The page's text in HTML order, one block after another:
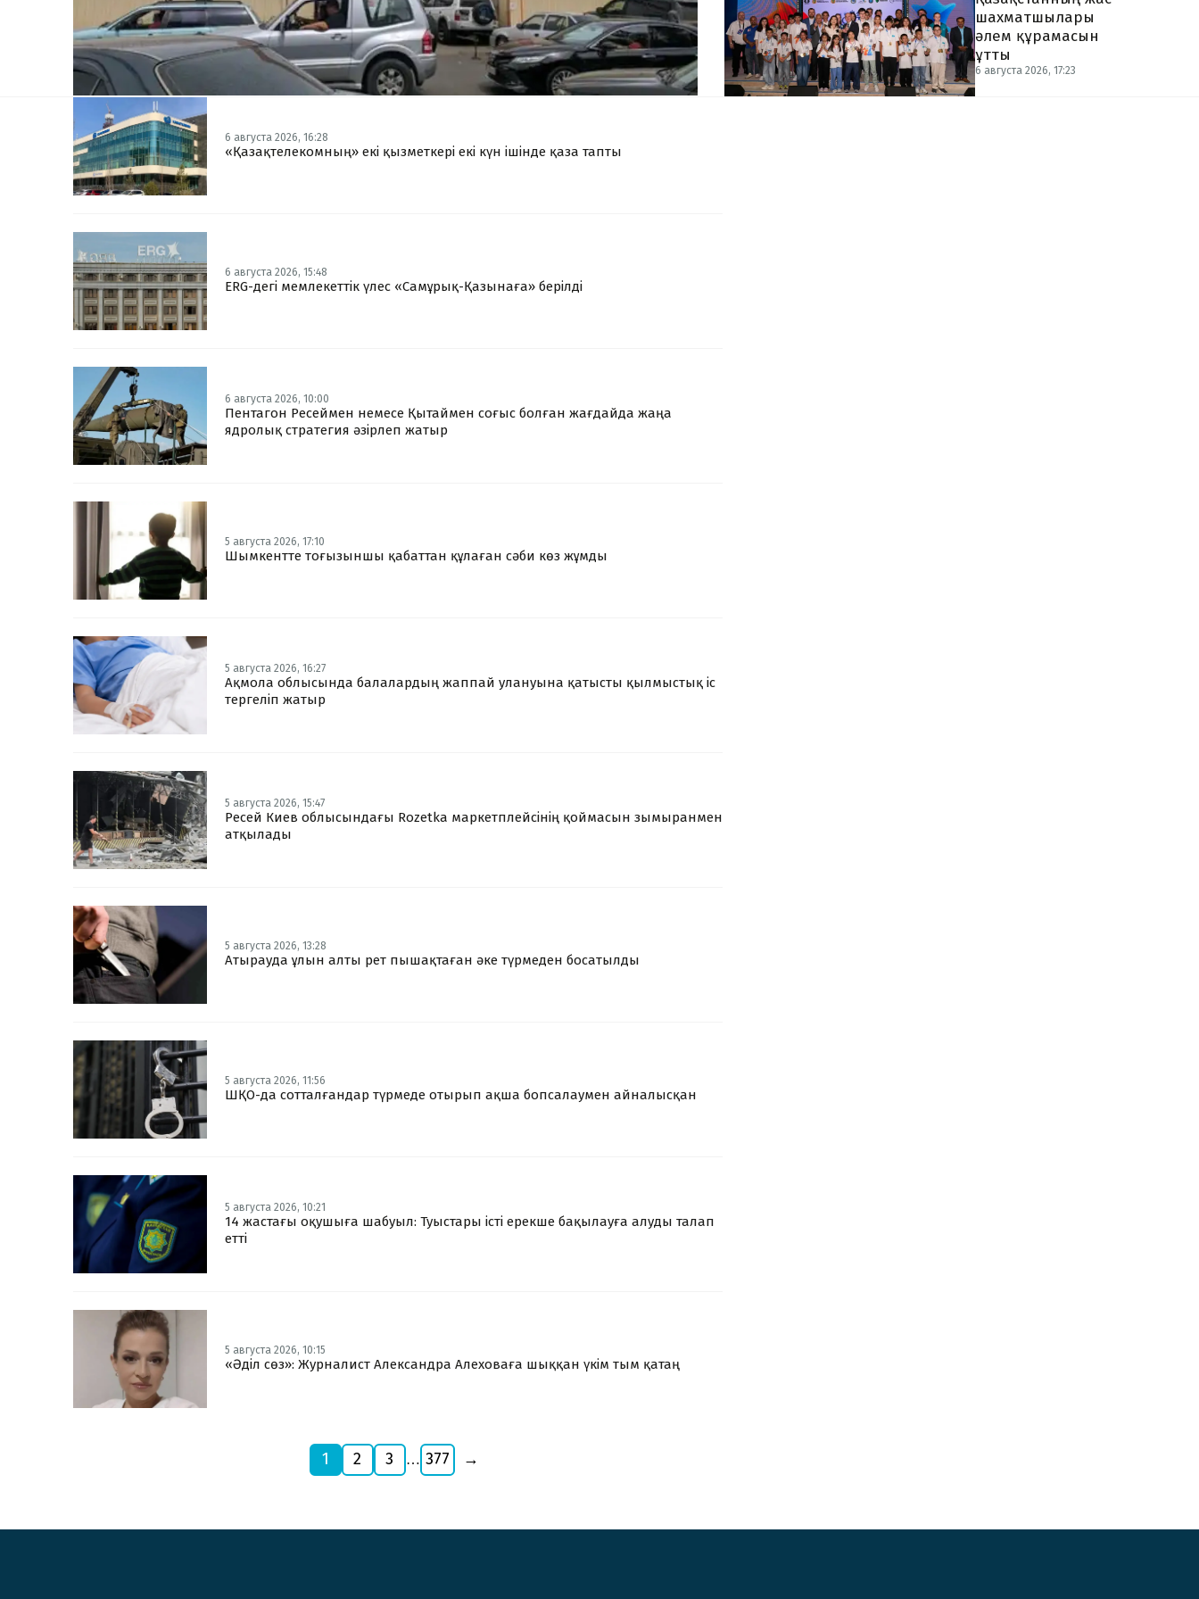
6 августа 2026, 17:23
шахматшылары
әлем құрамасын
ұтты
6 августа 2026, 16:28
«Қазақтелекомның» екі қызметкері екі күн ішінде қаза тапты
6 августа 2026, 15:48
ERG-дегі мемлекеттік үлес «Самұрық-Қазынаға» берілді
6 августа 2026, 10:00
Пентагон Ресеймен немесе Қытаймен соғыс болған жағдайда жаңа
ядролық стратегия әзірлеп жатыр
5 августа 2026, 17:10
Шымкентте тоғызыншы қабаттан құлаған сәби көз жұмды
5 августа 2026, 16:27
Ақмола облысында балалардың жаппай улануына қатысты қылмыстық іс
тергеліп жатыр
5 августа 2026, 15:47
Ресей Киев облысындағы Rozetka маркетплейсінің қоймасын зымыранмен
атқылады
5 августа 2026, 13:28
Атырауда ұлын алты рет пышақтаған әке түрмеден босатылды
5 августа 2026, 11:56
ШҚО-да сотталғандар түрмеде отырып ақша бопсалаумен айналысқан
5 августа 2026, 10:21
14 жастағы оқушыға шабуыл: Туыстары істі ерекше бақылауға алуды талап
етті
5 августа 2026, 10:15
«Әділ сөз»: Журналист Александра Алеховаға шыққан үкім тым қатаң
1 2 3 … 377 →